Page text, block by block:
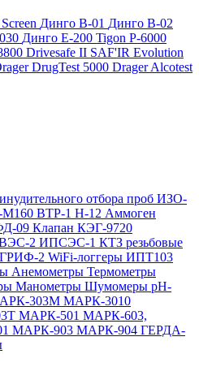
Динго В-01 Динго В-02
Динго Е-200 Tigon P-6000
Drivesafe II SAF'IR Evolution
DrugTest 5000 Drager Alcotest
отбора проб ИЗО-
М160 ВТР-1 Н-12 Аммоген
09 Клапан КЭГ-9720
2 ИПСЭС-1 КТЗ резьбовые
ГРИФ-2 WiFi-логгеры ИПТ103
Анемометры Термометры
Манометры Шумомеры pH-
303М МАРК-3010
МАРК-501 МАРК-603,
МАРК-903 МАРК-904 ГЕРДА-